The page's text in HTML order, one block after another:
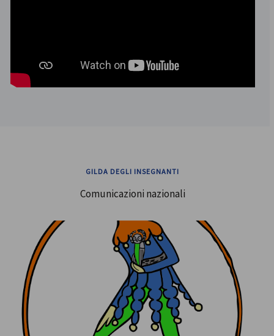
GILDA DEGLI INSEGNANTI
Comunicazioni nazionali